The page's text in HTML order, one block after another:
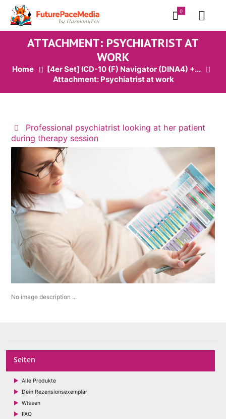
0
ATTACHMENT: PSYCHIATRIST AT
WORK
Home
[4er Set] ICD-10 (F) Navigator (DINA4) +...
Attachment: Psychiatrist at work
Professional psychiatrist looking at her patient
during therapy session
No image description ...
Seiten
Alle Produkte
Dein Rezensionsexemplar
Wissen
FAQ